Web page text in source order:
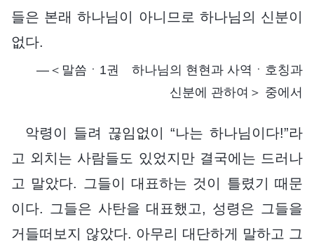
들은 본래 하나님이 아니므로 하나님의 신분이
없다.
―＜말씀ㆍ1권 하나님의 현현과 사역ㆍ호칭과
신분에 관하여＞ 중에서
악령이 들려 끊임없이 “나는 하나님이다!”라
고 외치는 사람들도 있었지만 결국에는 드러나
고 말았다. 그들이 대표하는 것이 틀렸기 때문
이다. 그들은 사탄을 대표했고, 성령은 그들을
거들떠보지 않았다. 아무리 대단하게 말하고 그